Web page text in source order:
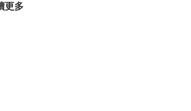
更多